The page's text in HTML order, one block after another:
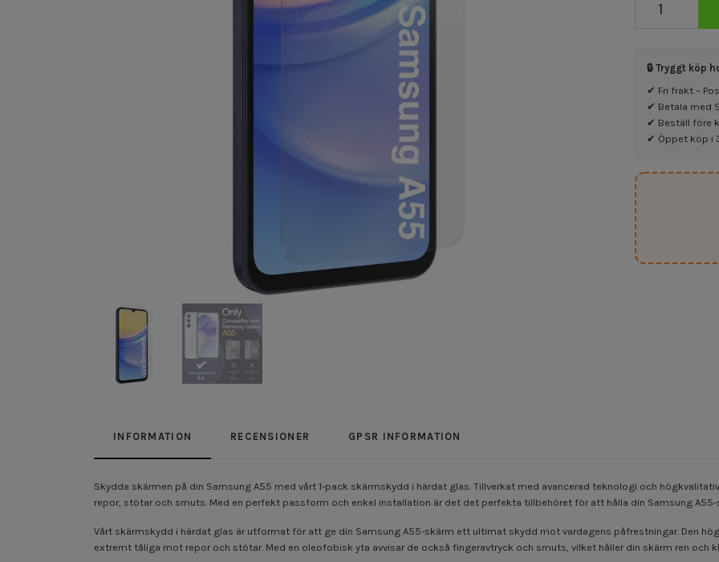
🔒 Tryggt köp
✔ Fri frakt –
✔ Betala med
✔ Beställ före
✔ Öppet köp i
INFORMATION RECENSIONER GPSR INFORMATION
Skydda skärmen på din Samsung A55 med vårt 1-pack skärmskydd i härdat glas. Tillverkat med avancerad teknologi och
repor, stötar och smuts. Med en perfekt passform och enkel installation är det det perfekta tillbehöret för att hålla din Samsung
Vårt skärmskydd i härdat glas är utformat för att ge din Samsung A55-skärm ett ultimat skydd mot vardagens påfrestningar. Den
extremt tåliga mot repor och stötar. Med en oleofobisk yta avvisar de också fingeravtryck och smuts, vilket håller din skärm ren och